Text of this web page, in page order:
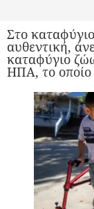
Στο
αυθεντική,
καταφύγιο
ΗΠΑ, το οποίο